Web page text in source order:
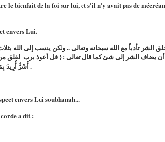
le bienfait de la foi sur lui, et s'il n'y avait pas de
envers Lui.
الشر تأدباً مع الله سبحانه وتعالى .. ولكن ينسب إلى
أن يضاف الشر إلى شئ كما قال تعالى : { قل أعوذ برب الفلق من
أَشَرٌّ أُرِيدَ بِمَنْ فِي الْأَرْضِ أَمْ أَرَادَ بِهِمْ رَبُّهُمْ رَشَدًا } .. فأبهمت الجن من أراد الشر .
envers Lui soubhanah...
a dit :